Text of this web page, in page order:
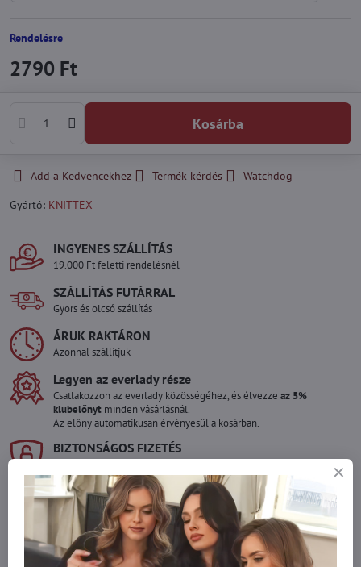
Rendelésre
2790 Ft
Kosárba
Add a Kedvencekhez Termék kérdés
Watchdog
Gyártó: KNITTEX
INGYENES SZÁLLÍTÁS
19.000 Ft feletti rendelésnél
SZÁLLÍTÁS FUTÁRRAL
Gyors és olcsó szállítás
ÁRUK RAKTÁRON
Azonnal szállítjuk
Legyen az everlady része
Csatlakozzon az everlady közösségéhez, és élvezze az 5%
klubelőnyt minden vásárlásnál.
Az előny automatikusan érvényesül a kosárban.
BIZTONSÁGOS FIZETÉS
Szeretne több terméket rendelni mint
amennyi raktáron van?
Ne habozzon kapcsolatba lépni velünk, raktárra szállítjuk az árut!